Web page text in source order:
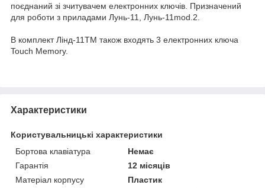
поєднаний зі зчитувачем електронних ключів. Призначений
для роботи з приладами Лунь-11, Лунь-11mod.2.
В комплект Лінд-11ТМ також входять 3 електронних ключа
Touch Memory.
Характеристики
Користувальницькі характеристики
Бортова клавіатура
Немає
Гарантія
12 місяців
Матеріал корпусу
Пластик